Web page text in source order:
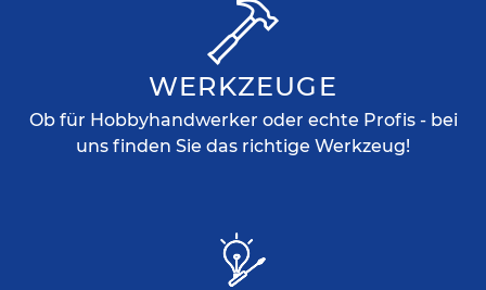
WERKZEUGE
Ob für Hobbyhandwerker oder echte Profis - bei
uns finden Sie das richtige Werkzeug!